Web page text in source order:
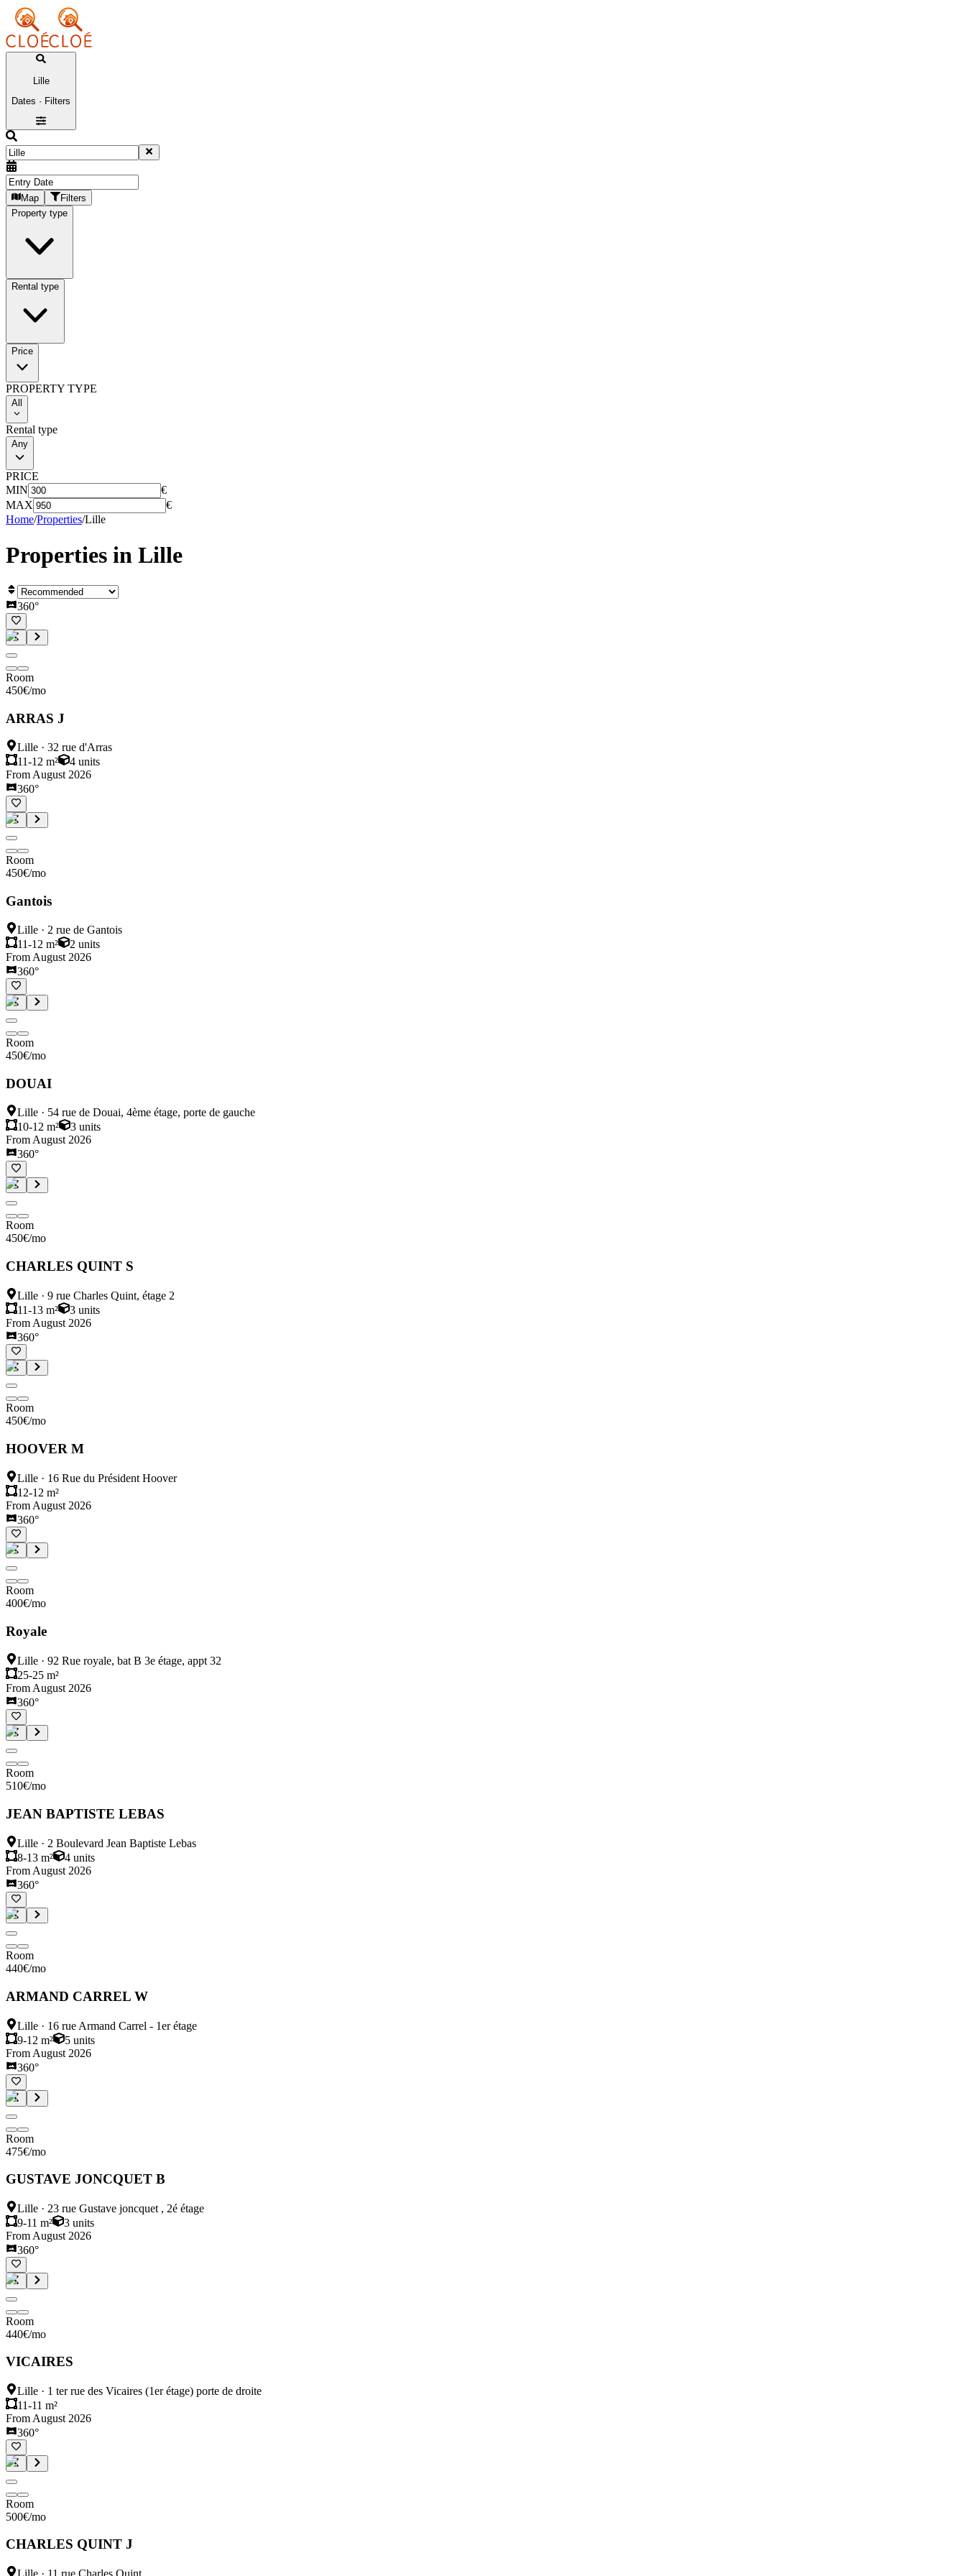
Lille
Dates · Filters
Map
Filters
Property type
Rental type
Price
PROPERTY TYPE
All
Rental type
Any
PRICE
MIN
€
MAX
€
Home/Properties/Lille
Properties in Lille
360°
Room
450€/mo
ARRAS J
Lille · 32 rue d'Arras
11-12 m²
4 units
From August 2026
360°
Room
450€/mo
Gantois
Lille · 2 rue de Gantois
11-12 m²
2 units
From August 2026
360°
Room
450€/mo
DOUAI
Lille · 54 rue de Douai, 4ème étage, porte de gauche
10-12 m²
3 units
From August 2026
360°
Room
450€/mo
CHARLES QUINT S
Lille · 9 rue Charles Quint, étage 2
11-13 m²
3 units
From August 2026
360°
Room
450€/mo
HOOVER M
Lille · 16 Rue du Président Hoover
12-12 m²
From August 2026
360°
Room
400€/mo
Royale
Lille · 92 Rue royale, bat B 3e étage, appt 32
25-25 m²
From August 2026
360°
Room
510€/mo
JEAN BAPTISTE LEBAS
Lille · 2 Boulevard Jean Baptiste Lebas
8-13 m²
4 units
From August 2026
360°
Room
440€/mo
ARMAND CARREL W
Lille · 16 rue Armand Carrel - 1er étage
9-12 m²
5 units
From August 2026
360°
Room
475€/mo
GUSTAVE JONCQUET B
Lille · 23 rue Gustave joncquet , 2é étage
9-11 m²
3 units
From August 2026
360°
Room
440€/mo
VICAIRES
Lille · 1 ter rue des Vicaires (1er étage) porte de droite
11-11 m²
From August 2026
360°
Room
500€/mo
CHARLES QUINT J